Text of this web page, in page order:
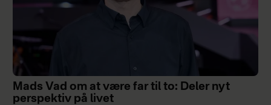
Mads Vad om at være far til to: Deler nyt
perspektiv på livet